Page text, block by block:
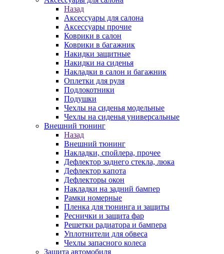
Назад
Аксессуары для салона
Аксессуары прочие
Коврики в салон
Коврики в багажник
Накидки защитные
Накидки на сиденья
Накладки в салон и багажник
Оплетки для руля
Подлокотники
Подушки
Чехлы на сиденья модельные
Чехлы на сиденья универсальные
Внешний тюнинг
Назад
Внешний тюнинг
Накладки, спойлера, прочее
Дефлектор заднего стекла, люка
Дефлектор капота
Дефлекторы окон
Накладки на задний бампер
Рамки номерные
Пленка для тюнинга и защиты
Реснички и защита фар
Решетки радиатора и бампера
Уплотнители для обвеса
Чехлы запасного колеса
Защита автомобиля